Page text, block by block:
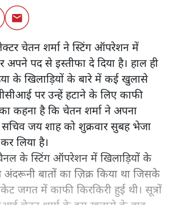
चेतन शर्मा ने स्टिंग ऑपरेशन में
पद से इस्तीफा दे दिया है। हाल ही
के खिलाड़ियों के बारे में कई खुलासे
पर उन्हें हटाने के लिए काफी
का कहना है कि चेतन शर्मा ने अपना
जय शाह को शुक्रवार सुबह भेजा
लिया है।
के स्टिंग ऑपरेशन में खिलाड़ियों के
बातों का ज़िक्र किया था जिसके
जगत में काफी किरकिरी हुई थी। सूत्रों